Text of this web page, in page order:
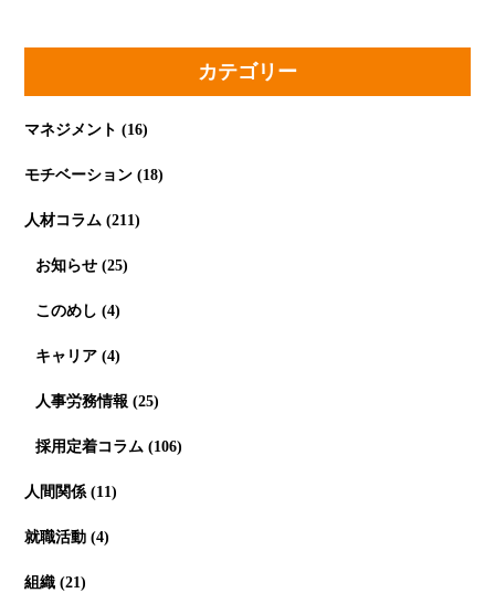
カテゴリー
マネジメント (16)
モチベーション (18)
人材コラム (211)
お知らせ (25)
このめし (4)
キャリア (4)
人事労務情報 (25)
採用定着コラム (106)
人間関係 (11)
就職活動 (4)
組織 (21)